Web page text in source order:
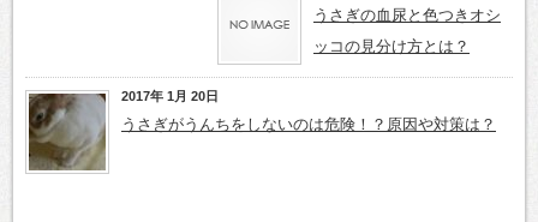
うさぎの血尿と色つきオシ
ッコの見分け方とは？
2017年 1月 20日
うさぎがうんちをしないのは危険！？原因や対策は？